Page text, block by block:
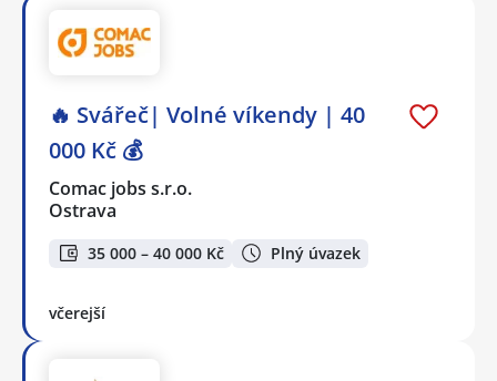
🔥 Svářeč| Volné víkendy | 40
000 Kč 💰
Comac jobs s.r.o.
Ostrava
35 000 – 40 000 Kč Plný úvazek
včerejší